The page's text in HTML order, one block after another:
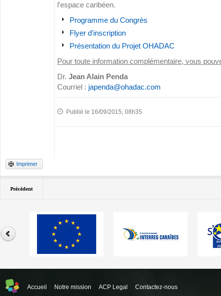
l'espace caribéen.
Programme du Congrès
Flyer d'inscription
Présentation du Projet OHADAC
Pour toute information complémentaire, vous
Dr. Jean Alain Penda
Courriel : japenda@ohadac.com
Publié le 16/09/2015, 08h35
Imprimer
Précédent
Accueil Notre mission ACP Legal Contactez-nous